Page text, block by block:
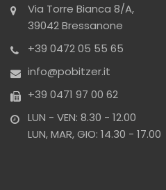
Via Torre Bianca 8/A,
39042 Bressanone
+39 0472 05 55 65
info@pobitzer.it
+39 0471 97 00 62
LUN - VEN: 8.30 - 12.00
LUN, MAR, GIO: 14.30 - 17.00